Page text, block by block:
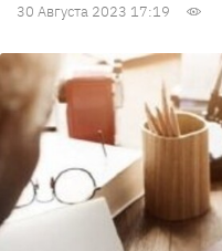
30 Августа 2023 17:19